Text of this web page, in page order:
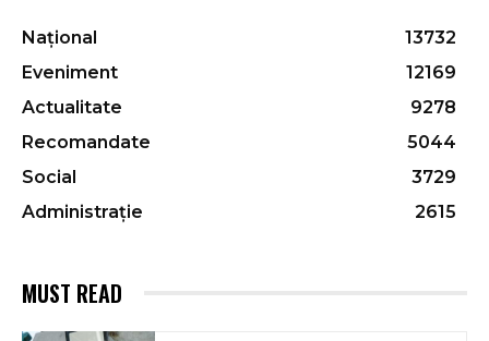
Național
13732
Eveniment
12169
Actualitate
9278
Recomandate
5044
Social
3729
Administrație
2615
MUST READ